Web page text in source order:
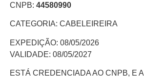
CNPB: 44580990
CATEGORIA: CABELEIREIRA
EXPEDIÇÃO: 08/05/2026
VALIDADE: 08/05/2027
ESTÁ CREDENCIADA AO CNPB, E